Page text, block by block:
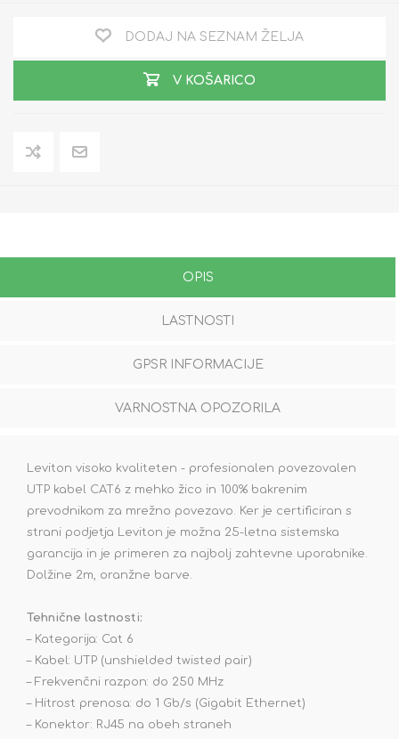
DODAJ NA SEZNAM ŽELJA
V KOŠARICO
OPIS
LASTNOSTI
GPSR INFORMACIJE
VARNOSTNA OPOZORILA
Leviton visoko kvaliteten - profesionalen povezovalen
UTP kabel CAT6 z mehko žico in 100% bakrenim
prevodnikom za mrežno povezavo. Ker je certificiran s
strani podjetja Leviton je možna 25-letna sistemska
garancija in je primeren za najbolj zahtevne uporabnike.
Dolžine 2m, oranžne barve.
Tehnične lastnosti:
– Kategorija: Cat 6
– Kabel: UTP (unshielded twisted pair)
– Frekvenčni razpon: do 250 MHz
– Hitrost prenosa: do 1 Gb/s (Gigabit Ethernet)
– Konektor: RJ45 na obeh straneh